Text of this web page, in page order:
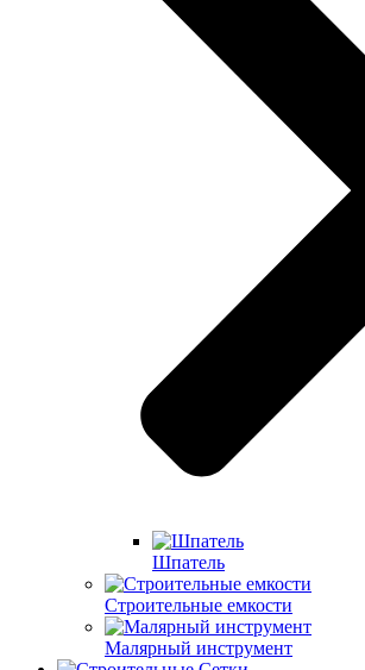
Шпатель
Строительные емкости
Малярный инструмент